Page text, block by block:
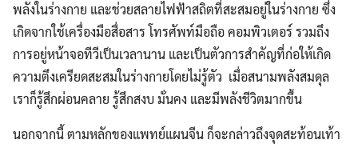
พลังในร่างกาย และช่วยสลายไฟฟ้าสถิตที่สะสมอยู่ในร่างกาย ซึ่ง
เกิดจากใช้เครื่องมือสื่อสาร โทรศัพท์มือถือ คอมพิวเตอร์ รวมถึง
การอยู่หน้าจอทีวีเป็นเวลานาน และเป็นตัวการสำคัญที่ก่อให้เกิด
ความตึงเครียดสะสมในร่างกายโดยไม่รู้ตัว เมื่อสนามพลังสมดุล
เราก็รู้สึกผ่อนคลาย รู้สึกสงบ มั่นคง และมีพลังชีวิตมากขึ้น
นอกจากนี้ ตามหลักของแพทย์แผนจีน ก็จะกล่าวถึงจุดสะท้อนเท้า